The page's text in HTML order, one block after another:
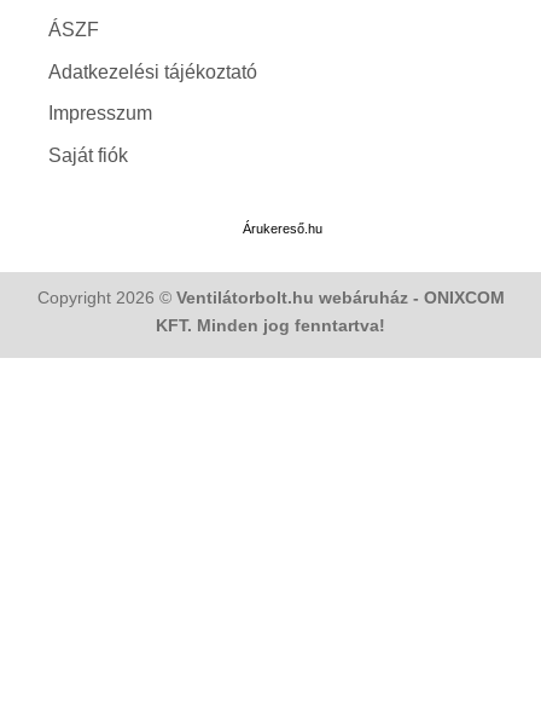
ÁSZF
Adatkezelési tájékoztató
Impresszum
Saját fiók
Árukereső.hu
Copyright 2026 © Ventilátorbolt.hu webáruház - ONIXCOM
KFT. Minden jog fenntartva!